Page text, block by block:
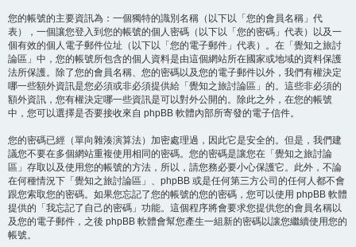
您的帳號的主要資訊為：一個獨特的識別名稱（以下以「您的會員名稱」代
表），一個讓您登入到您的帳號的個人密碼（以下以「您的密碼」代表）以及一
個有效的個人電子郵件位址（以下以「您的電子郵件」代表）。在「覺知之旅討
論區」中，您的帳號所包含的個人資料是由這個網站所在國家或地域的資料保護
法所保護。除了您的會員名稱、您的密碼以及您的電子郵件以外，我們有權決定
哪一些額外資訊是您必須或非必須提供給「覺知之旅討論區」的。這些非必須的
額外資訊，您有權決定哪一些資訊是可以對外公開的。除此之外，在您的帳號
中，您可以選擇是否要接收來自 phpBB 軟體內部所寄發的電子信件。
您的密碼已經（單向雜湊演算法）加密處理過，因此它是安全的。但是，我們建
議您不要在多個網站重複使用相同的密碼。您的密碼是讓您在「覺知之旅討論
區」存取以及使用您的帳號的方法，所以，請您務必要小心保護它。此外，不論
在何種情況下「覺知之旅討論區」、phpBB 或是任何第三方公司的任何人都不會
跟您索取您的密碼。如果您忘記了您的帳號的您的密碼，您可以使用 phpBB 軟體
提供的「我忘記了自己的密碼」功能。這個程序將會要求您提供您的會員名稱以
及您的電子郵件，之後 phpBB 軟體會幫您產生一組新的密碼以讓您繼續使用您的
帳號。